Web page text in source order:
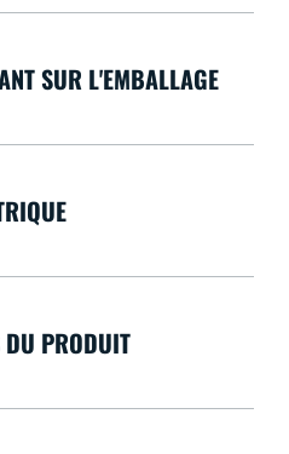
SUR L'EMBALLAGE
PRODUIT